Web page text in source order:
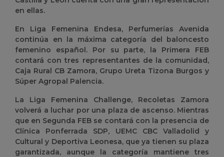
en ellas.
En Liga Femenina Endesa, Perfumerías Avenida
continúa en la máxima categoría del baloncesto
femenino español.
Por su parte, la Primera FEB
contará con tres representantes de la comunidad,
Caja Rural CB Zamora, Grupo Ureta Tizona Burgos y
Súper Agropal Palencia.
La Liga Femenina Challenge, Recoletas Zamora
volverá a luchar por una plaza de ascenso.Mientras
que en Segunda FEB se contará con la presencia de
Clínica Ponferrada SDP, UEMC CBC Valladolid y
Cultural y Deportiva Leonesa, que ya tienen su plaza
garantizada, aunque la categoría mantiene tres